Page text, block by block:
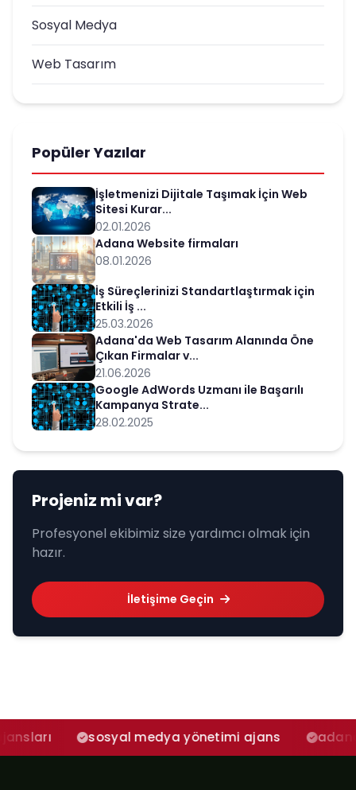
Sosyal Medya
Web Tasarım
Popüler Yazılar
İşletmenizi Dijitale Taşımak İçin Web
Sitesi Kurar...
02.01.2026
Adana Website firmaları
08.01.2026
İş Süreçlerinizi Standartlaştırmak için
Etkili İş ...
25.03.2026
Adana'da Web Tasarım Alanında Öne
Çıkan Firmalar v...
21.06.2026
Google AdWords Uzmanı ile Başarılı
Kampanya Strate...
28.02.2025
Projeniz mi var?
Profesyonel ekibimiz size yardımcı olmak için
hazır.
İletişime Geçin
sosyal medya yönetimi ajans adana sosyal